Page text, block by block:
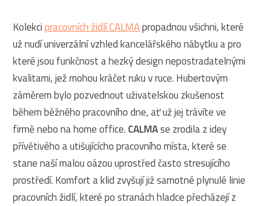
Kolekcipracovních židlí CALMApropadnou všichni, které
už nudí univerzální vzhled kancelářského nábytku a pro
které jsou funkčnost a hezký design nepostradatelnými
kvalitami, jež mohou kráčet ruku v ruce. Hubertovým
záměrem bylo pozvednout uživatelskou zkušenost
během běžného pracovního dne, ať už jej trávíte ve
firmě nebo na home office. CALMAse zrodila z idey
přívětivého a utišujícícho pracovního místa, které se
stane naší malou oázou uprostřed často stresujícího
prostředí. Komfort a klid zvyšují již samotné plynulé linie
pracovních židlí, které po stranách hladce přecházejí z